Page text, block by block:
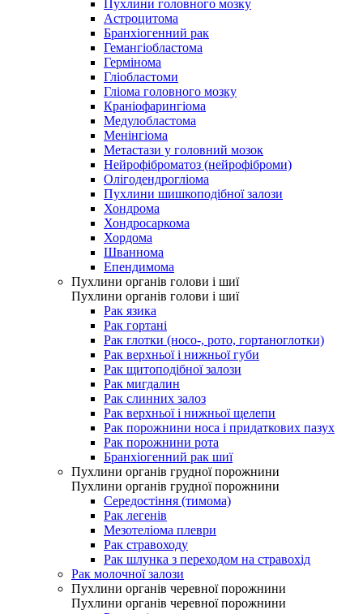
Пухлини головного мозку
Астроцитома
Бранхіогенний рак
Гемангіобластома
Гермінома
Гліобластоми
Гліома головного мозку
Краніофарингіома
Медулобластома
Менінгіома
Метастази у головний мозок
Нейрофіброматоз (нейрофіброми)
Олігодендрогліома
Пухлини шишкоподібної залози
Хондрома
Хондросаркома
Хордома
Шваннома
Епендимома
Пухлини органів голови і шиї
Пухлини органів голови і шиї
Рак язика
Рак гортані
Рак глотки (носо-, рото, гортаноглотки)
Рак верхньої і нижньої губи
Рак щитоподібної залози
Рак мигдалин
Рак слинних залоз
Рак верхньої і нижньої щелепи
Рак порожнини носа і придаткових пазух
Рак порожнини рота
Бранхіогенний рак шиї
Пухлини органів грудної порожнини
Пухлини органів грудної порожнини
Середостіння (тимома)
Рак легенів
Мезотеліома плеври
Рак стравоходу
Рак шлунка з переходом на стравохід
Рак молочної залози
Пухлини органів черевної порожнини
Пухлини органів черевної порожнини